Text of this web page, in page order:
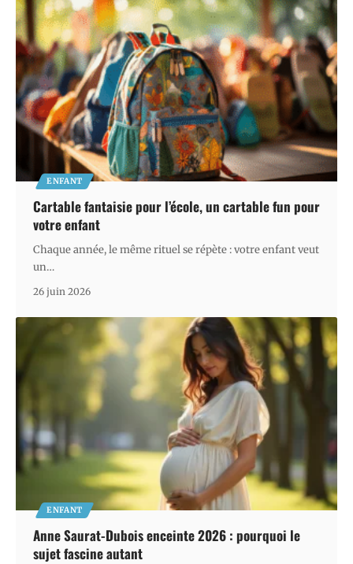
ENFANT
Cartable fantaisie pour l’école, un cartable fun pour
votre enfant
Chaque année, le même rituel se répète : votre enfant veut
un…
26 juin 2026
ENFANT
Anne Saurat-Dubois enceinte 2026 : pourquoi le
sujet fascine autant